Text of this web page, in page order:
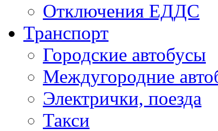
Отключения ЕДДС
Транспорт
Городские автобусы
Междугородние
Электрички, поезда
Такси